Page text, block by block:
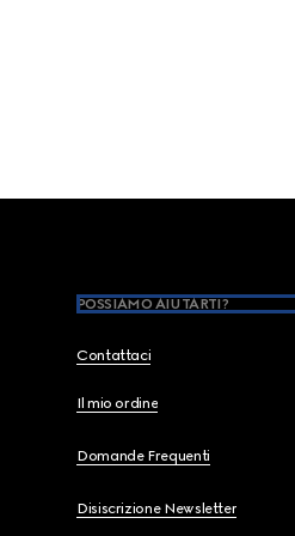
POSSIAMO AIUTARTI?
Contattaci
Il mio ordine
Domande Frequenti
Disiscrizione Newsletter